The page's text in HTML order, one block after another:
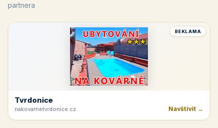
partnera
REKLAMA
Tvrdonice
nakovarnetvrdonice.cz Navštívit →